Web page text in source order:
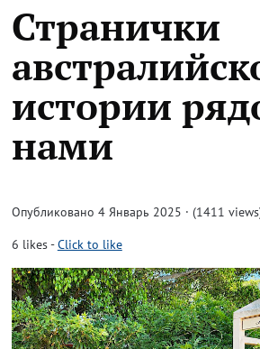
Странички
истории
нами
Опубликовано 4 Январь 2025 · (1411
6 likes-Click to like